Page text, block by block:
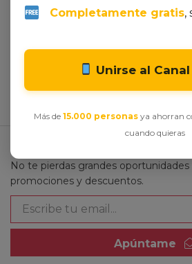
recientemente
Suscríbete a nuestro boletín y
selección de Ofertas Outlet
No te pierdas grandes
promociones y descuentos.
Apúntame
Completamente gratis,
Unirse al
Más de 15.000 personas ya ahorran
cuando quieras